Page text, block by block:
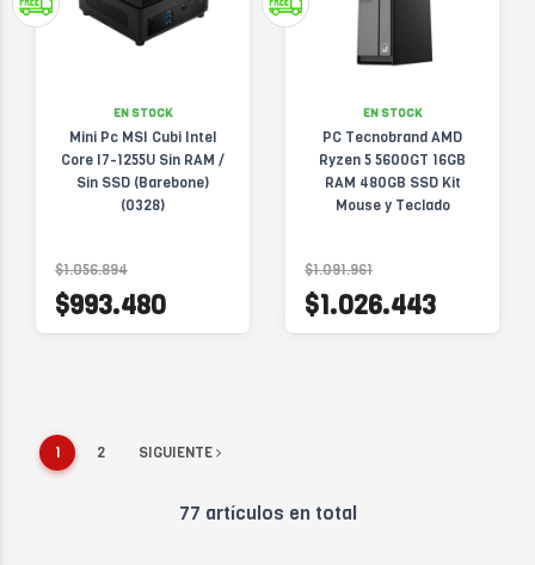
EN STOCK
Mini Pc MSI Cubi Intel
Core I7-1255U Sin RAM /
Sin SSD (Barebone)
(0328)
$1.056.894
$993.480
EN STOCK
PC Tecnobrand AMD
Ryzen 5 5600GT 16GB
RAM 480GB SSD Kit
Mouse y Teclado
$1.091.961
$1.026.443
1 2 SIGUIENTE
77 artículos en total